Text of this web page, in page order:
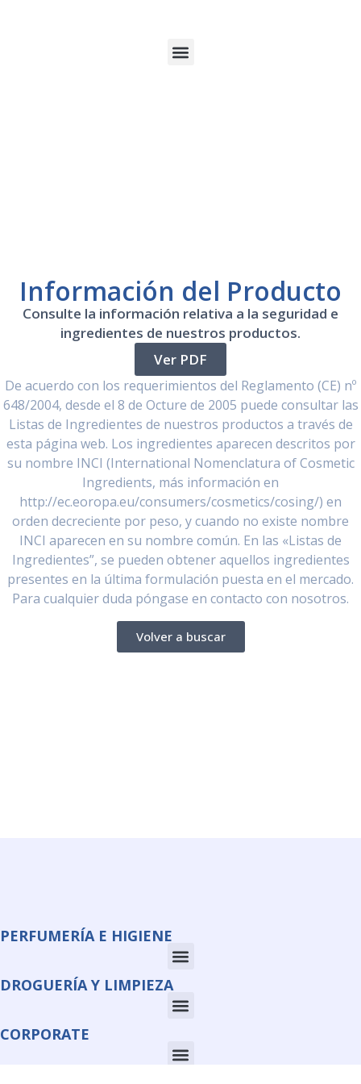
Información del Producto
Consulte la información relativa a la seguridad e
ingredientes de nuestros productos.
Ver PDF
De acuerdo con los requerimientos del Reglamento (CE) nº
648/2004, desde el 8 de Octure de 2005 puede consultar las
Listas de Ingredientes de nuestros productos a través de
esta página web. Los ingredientes aparecen descritos por
su nombre INCI (International Nomenclatura of Cosmetic
Ingredients, más información en
http://ec.eoropa.eu/consumers/cosmetics/cosing/) en
orden decreciente por peso, y cuando no existe nombre
INCI aparecen en su nombre común. En las «Listas de
Ingredientes”, se pueden obtener aquellos ingredientes
presentes en la última formulación puesta en el mercado.
Para cualquier duda póngase en contacto con nosotros.
Volver a buscar
PERFUMERÍA E HIGIENE
DROGUERÍA Y LIMPIEZA
CORPORATE